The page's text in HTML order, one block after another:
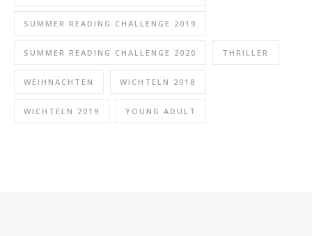
SUMMER READING CHALLENGE 2019
SUMMER READING CHALLENGE 2020 THRILLER
WEIHNACHTEN WICHTELN 2018
WICHTELN 2019 YOUNG ADULT